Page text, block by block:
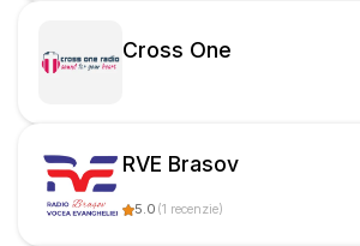
Cross One
RVE Brasov
5.0 (1 recenzie)